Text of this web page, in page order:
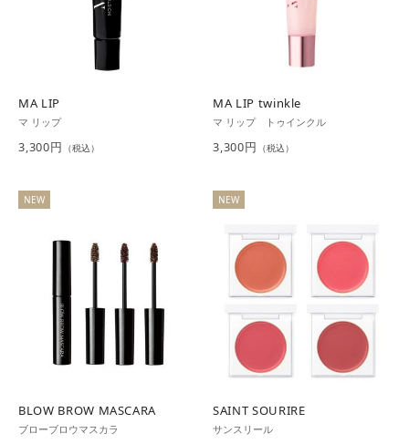
MA LIP
マ リップ
3,300円 （税込）
MA LIP twinkle
マ リップ トゥインクル
3,300円 （税込）
NEW
BLOW BROW MASCARA
ブローブロウマスカラ
NEW
SAINT SOURIRE
サンスリール